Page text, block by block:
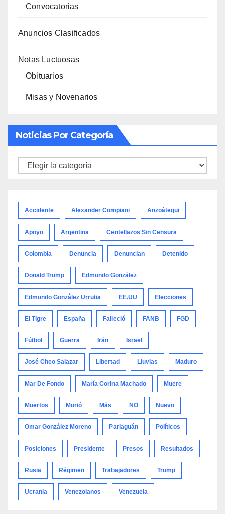
Convocatorias
Anuncios Clasificados
Notas Luctuosas
Obituarios
Misas y Novenarios
Noticias Por Categoría
Noticias
Accidente Alexander Compiani Anzoátegui
Apoyo Argentina Centellazos Sin Censura
Colombia Denuncia Denuncian Detenido
Donald Trump Edmundo González
Edmundo González Urrutia EE.UU Elecciones
El Tigre España Falleció FANB FGD
Fútbol Guerra Irán Israel
José Cheo Salazar Libertad Lluvias Maduro
Mar De Fondo María Corina Machado Muere
Muertos Murió Más NO Nuevo
Omar González Moreno Pariaguán Políticos
Posiciones Presidente Presos Resultados
Rusia Régimen Trabajadores Trump
Ucrania Venezolanos Venezuela